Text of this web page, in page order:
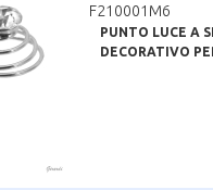
F210001M6
PUNTO LUCE A
DECORATIVO